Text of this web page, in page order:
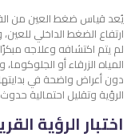
يُعد قياس ضغط العين من
ارتفاع الضغط الداخلي
لم يتم اكتشافه وعلاجه
المياه الزرقاء أو
دون أعراض واضحة في
الرؤية وتقليل احتمالية
اختبار الرؤية